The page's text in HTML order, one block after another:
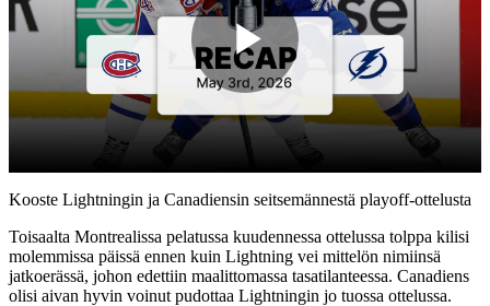
Play
Video
Kooste Lightningin ja Canadiensin seitsemännestä playoff-ottelusta
Toisaalta Montrealissa pelatussa kuudennessa ottelussa tolppa kilisi
molemmissa päissä ennen kuin Lightning vei mittelön nimiinsä
jatkoerässä, johon edettiin maalittomassa tasatilanteessa. Canadiens
olisi aivan hyvin voinut pudottaa Lightningin jo tuossa ottelussa.